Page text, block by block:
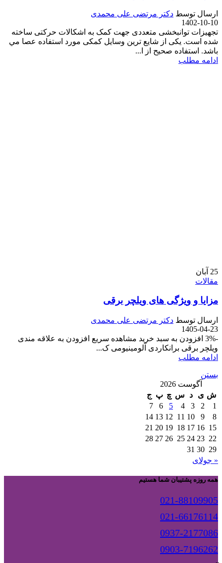
ارسال توسط دکتر مرتضی علی محمدی
1402-10-10
تجهیزات توانبخشی متعددی جهت کمک به اشکالات حرکتی ساخته
شده است. يکی از شايع ترين وسايل کمکی مورد استفاده عصا مي
باشد. استفاده صحيح از ا...
ادامه مطلب
25 آبان
مقالات
مزایا و ویژگی های ویلچر برقی
ارسال توسط دکتر مرتضی علی محمدی
1405-04-23
-3% افزودن به سبد خرید مشاهده سریع افزودن به علاقه مندی
ویلچر برقی برانکاردی آلومینیومی ک...
ادامه مطلب
بستن
آگوست 2026
ش ی د س چ پ ج
1
2
3
4
5
6
7
8
9
10
11
12
13
14
15
16
17
18
19
20
21
22
23
24
25
26
27
28
29
30
31
« جولای
همه روزه پشتیبان شما هستیم
021-88109905
021-66176114
0937-2177086
0903-7196262